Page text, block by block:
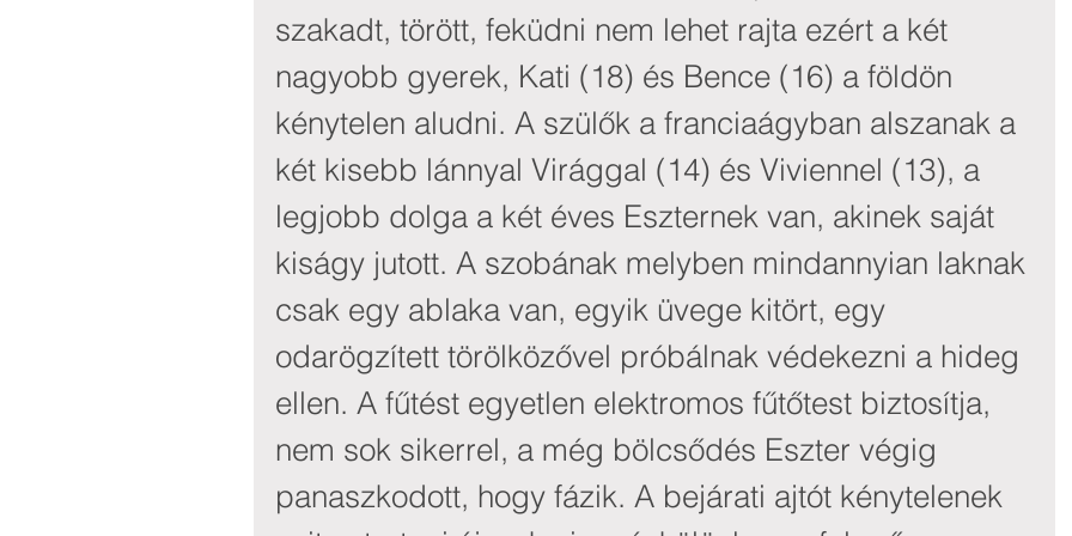
szakadt, törött, feküdni nem lehet rajta ezért a két
nagyobb gyerek, Kati (18) és Bence (16) a földön
kénytelen aludni. A szülők a franciaágyban alszanak a
két kisebb lánnyal Virággal (14) és Viviennel (13), a
legjobb dolga a két éves Eszternek van, akinek saját
kiságy jutott. A szobának melyben mindannyian laknak
csak egy ablaka van, egyik üvege kitört, egy
odarögzített törölközővel próbálnak védekezni a hideg
ellen. A fűtést egyetlen elektromos fűtőtest biztosítja,
nem sok sikerrel, a még bölcsődés Eszter végig
panaszkodott, hogy fázik. A bejárati ajtót kénytelenek